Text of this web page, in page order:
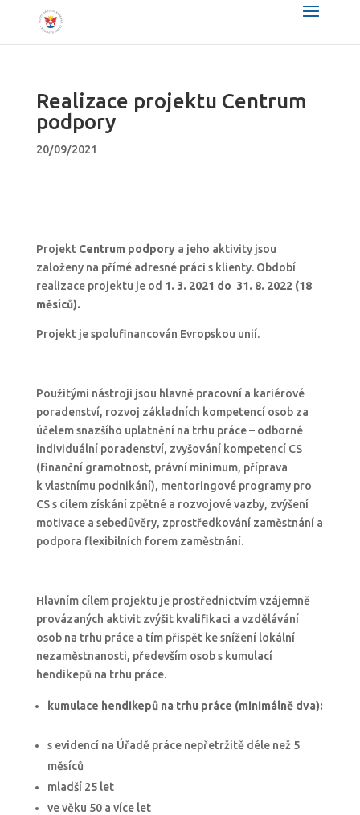
Realizace projektu Centrum
podpory
20/09/2021
Projekt Centrum podporya jeho aktivity jsou
založeny na přímé adresné práci s klienty. Období
realizace projektu je od 1. 3. 2021 do 31. 8. 2022 (18
měsíců).
Projekt je spolufinancován Evropskou unií.
Použitými nástroji jsou hlavně pracovní a kariérové
poradenství, rozvoj základních kompetencí osob za
účelem snazšího uplatnění na trhu práce – odborné
individuální poradenství, zvyšování kompetencí CS
(finanční gramotnost, právní minimum, příprava
k vlastnímu podnikání), mentoringové programy pro
CS s cílem získání zpětné a rozvojové vazby, zvýšení
motivace a sebedůvěry, zprostředkování zaměstnání a
podpora flexibilních forem zaměstnání.
Hlavním cílem projektu je prostřednictvím vzájemně
provázaných aktivit zvýšit kvalifikaci a vzdělávání
osob na trhu práce a tím přispět ke snížení lokální
nezaměstnanosti, především osob s kumulací
hendikepů na trhu práce.
kumulace hendikepů na trhu práce (minimálně dva):
s evidencí na Úřadě práce nepřetržitě déle než 5
měsíců
mladší 25 let
ve věku 50 a více let